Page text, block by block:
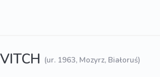
(ur. 1963, Mozyrz, Białoruś)